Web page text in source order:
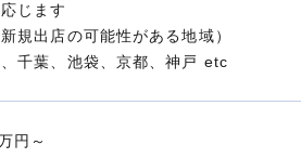
じます
新規出店の可能性がある地域）
千葉、池袋、京都、神戸 etc
円～